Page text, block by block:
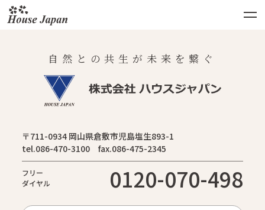
自然との共生が未来を繋ぐ
〒711-0934 岡山県倉敷市児島塩生893-1
tel.086-470-3100 fax.086-475-2345
フリー
ダイヤル
0120-070-498